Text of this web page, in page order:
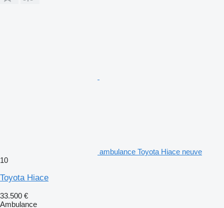
ambulance Toyota Hiace neuve
10
Toyota Hiace
33.500 €
Ambulance